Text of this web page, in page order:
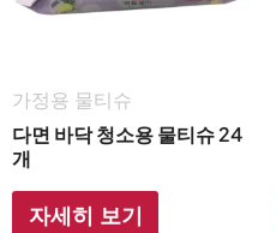
가정용 물티슈
다면 바닥 청소용 물티슈 24
개
자세히 보기